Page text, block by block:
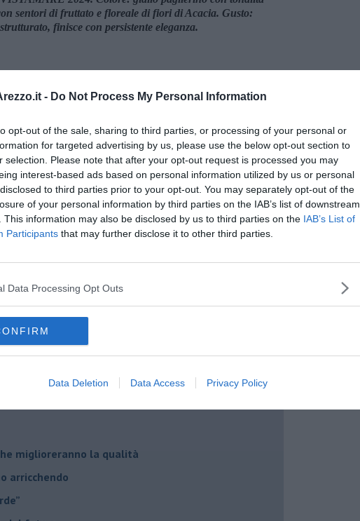
- Do Not Process My Personal Information
opt-out of the sale, sharing to third parties, or processing of your personal or
for targeted advertising by us, please use the below opt-out section to
selection. Please note that after your opt-out request is processed you may
interest-based ads based on personal information utilized by us or personal
to third parties prior to your opt-out. You may separately opt-out of the
of your personal information by third parties on the IAB’s list of downstream
This information may also be disclosed by us to third parties on the IAB’s List of
Participants that may further disclose it to other third parties.
Data Processing Opt Outs
Data Deletion Data Access Privacy Policy
sentori di fruttato e floreale di fiori di Acacia. Gusto:
finisce con persistente eleganza.
Stronchi
miglioreranno la qualità
arricchendo